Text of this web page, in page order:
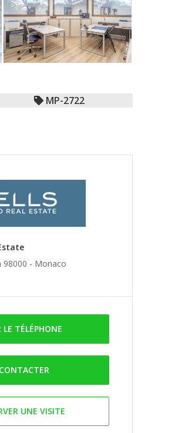
MP-2722
98000 - Monaco
LE TÉLÉPHONE
CONTACTER
UNE VISITE